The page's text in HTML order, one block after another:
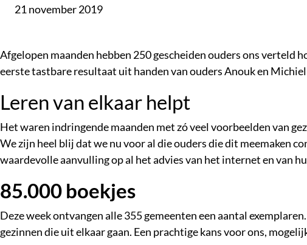
21 november 2019
Afgelopen maanden hebben 250 gescheiden ouders ons verteld
eerste tastbare resultaat uit handen van ouders Anouk en
Leren van elkaar helpt
Het waren indringende maanden met zó veel voorbeelden van
We zijn heel blij dat we nu voor al die ouders die dit meemaken
waardevolle aanvulling op al het advies van het internet en van
85.000 boekjes
Deze week ontvangen alle 355 gemeenten een aantal
gezinnen die uit elkaar gaan. Een prachtige kans voor ons,